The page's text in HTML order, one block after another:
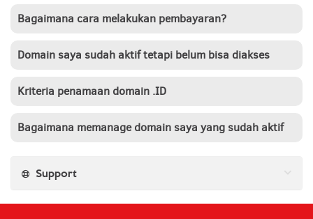
Bagaimana cara melakukan pembayaran?
Domain saya sudah aktif tetapi belum bisa diakses
Kriteria penamaan domain .ID
Bagaimana memanage domain saya yang sudah aktif
Support